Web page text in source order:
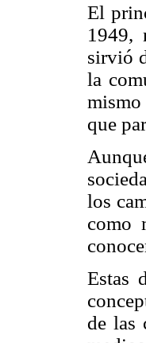
El
1949,
sirvió
la
que
los
como
Estas
de las